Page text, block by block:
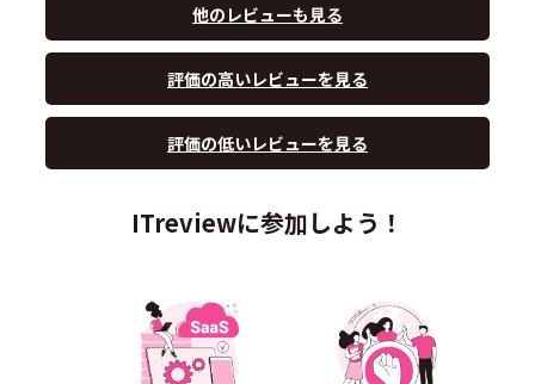
他のレビューも見る
評価の高いレビューを見る
評価の低いレビューを見る
ITreviewに参加しよう！